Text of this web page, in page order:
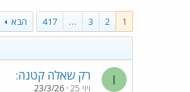
1
2
3
…
417 הבא
ו רק שאלה קטנה:
ויוי 25 23/3/26